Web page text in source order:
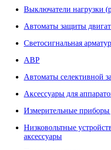
Выключатели нагрузки
Автоматы защиты
Светосигнальная
АВР
Автоматы селективной
Аксессуары для
Измерительные приборы
Низковольтные
аксессуары